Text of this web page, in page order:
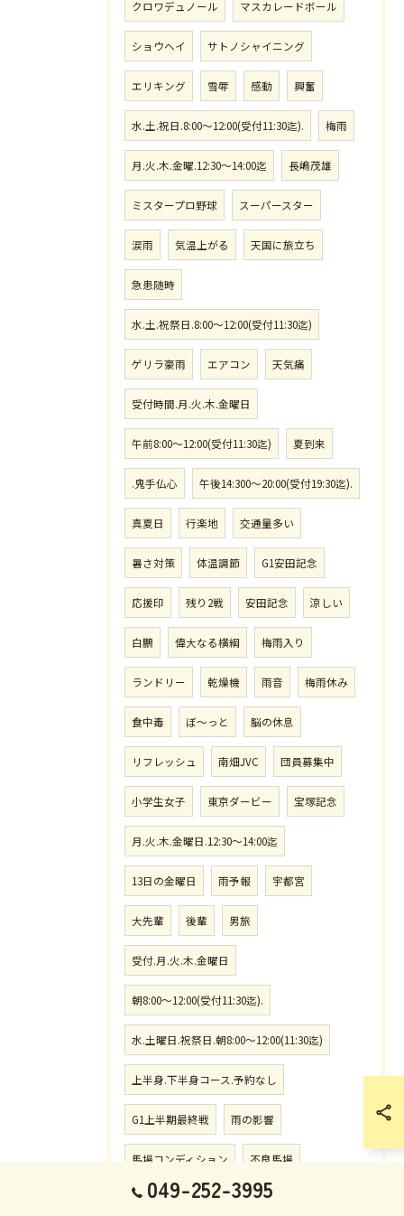
クロワデュノール マスカレードボール
ショウヘイ サトノシャイニング
エリキング 雪辱 感動 興奮
水.土.祝日.8:00〜12:00(受付11:30迄). 梅雨
月.火.木.金曜.12:30〜14:00迄 長嶋茂雄
ミスタープロ野球 スーパースター
涙雨 気温上がる 天国に旅立ち
急患随時
水.土.祝祭日.8:00〜12:00(受付11:30迄)
ゲリラ豪雨 エアコン 天気痛
受付時間.月.火.木.金曜日
午前8:00〜12:00(受付11:30迄) 夏到来
.鬼手仏心 午後14:300〜20:00(受付19:30迄).
真夏日 行楽地 交通量多い
暑さ対策 体温調節 G1安田記念
応援印 残り2戦 安田記念 涼しい
白鵬 偉大なる横綱 梅雨入り
ランドリー 乾燥機 雨音 梅雨休み
食中毒 ぼ〜っと 脳の休息
リフレッシュ 南畑JVC 団員募集中
小学生女子 東京ダービー 宝塚記念
月.火.木.金曜日.12:30〜14:00迄
13日の金曜日 雨予報 宇都宮
大先輩 後輩 男旅
受付.月.火.木.金曜日
朝8:00〜12:00(受付11:30迄).
水.土曜日.祝祭日.朝8:00〜12:00(11:30迄)
上半身.下半身コース.予約なし
G1上半期最終戦 雨の影響
馬場コンディション 不良馬場
午後14:00〜20:00(受付19:30迄)
049-252-3995